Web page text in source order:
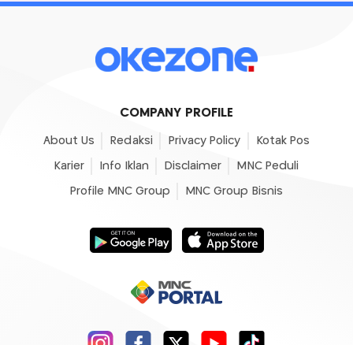
COMPANY PROFILE
About Us Redaksi Privacy Policy Kotak Pos
Karier Info Iklan Disclaimer MNC Peduli
Profile MNC Group MNC Group Bisnis